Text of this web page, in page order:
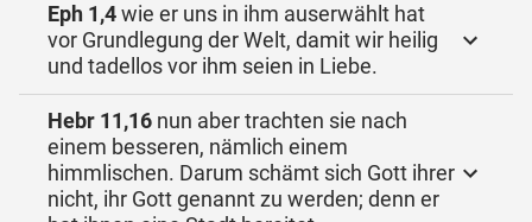
Eph 1,4wie er uns in ihm auserwählt hat
vor Grundlegung der Welt, damit wir heilig
und tadellos vor ihm seien in Liebe.
Hebr 11,16 nun aber trachten sie nach
einem besseren, nämlich einem
himmlischen. Darum schämt sich Gott ihrer
nicht, ihr Gott genannt zu werden; denn er